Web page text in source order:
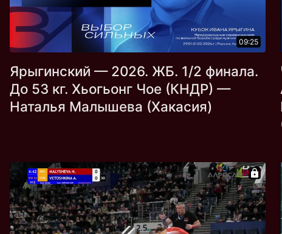
09:25
Ярыгинский — 2026. ЖБ. 1/2 финала.
До 53 кг. Хьогьонг Чое (КНДР) —
Наталья Малышева (Хакасия)